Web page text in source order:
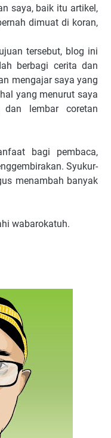
saya, baik itu artikel,
dimuat di koran,
tersebut, blog ini
berbagi cerita dan
mengajar saya yang
yang menurut saya
dan lembar coretan
bagi pembaca,
Syukur-
menambah banyak
wabarokatuh.